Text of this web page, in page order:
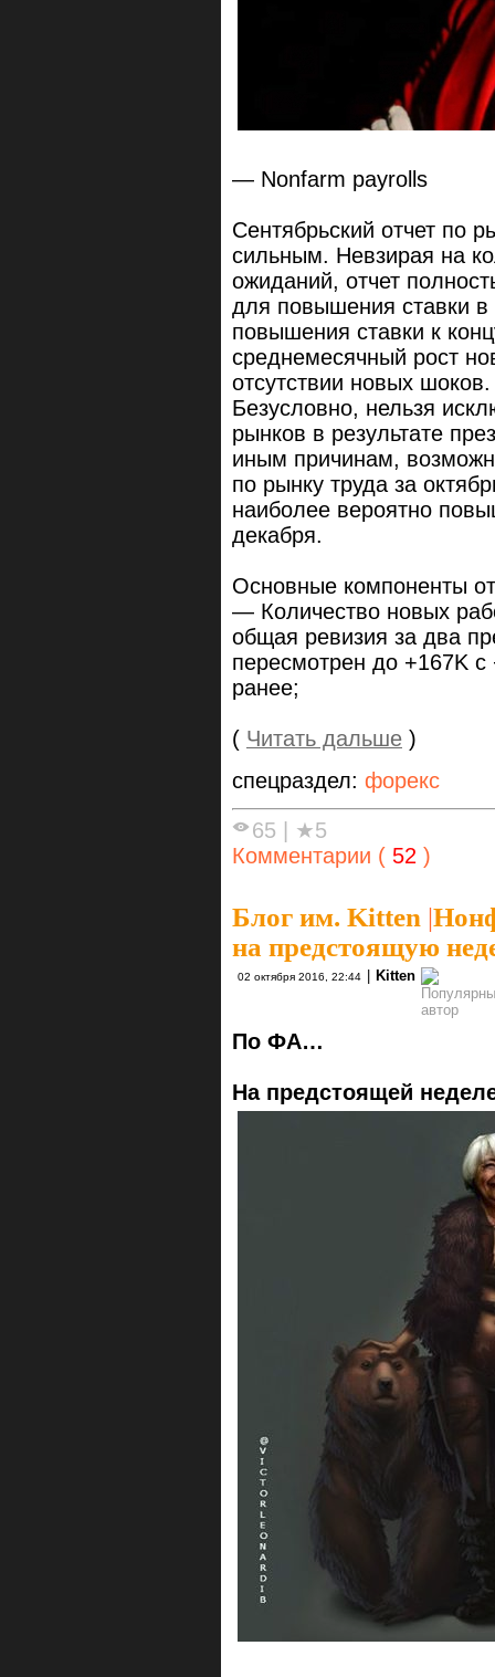
— Nonfarm payrolls
Сентябрьский отчет по
сильным. Невзирая на
ожиданий, отчет
для повышения ставки
повышения ставки к
среднемесячный рост
отсутствии новых шоков.
Безусловно, нельзя
рынков в результате
иным причинам,
по рынку труда за
наиболее вероятно
декабря.
Основные компоненты
— Количество новых
общая ревизия за два
пересмотрен до +167K
ранее;
( Читать дальше )
спецраздел: форекс
65
★5
Комментарии ( 52 )
Блог им. Kitten |
на предстоящую
02 октября 2016, 22:44 Kitten
По ФА…
На предстоящей